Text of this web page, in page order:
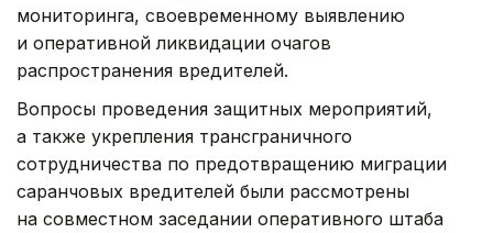
мониторинга, своевременному выявлению
и оперативной ликвидации очагов
распространения вредителей.
Вопросы проведения защитных мероприятий,
а также укрепления трансграничного
сотрудничества по предотвращению миграции
саранчовых вредителей были рассмотрены
на совместном заседании оперативного штаба